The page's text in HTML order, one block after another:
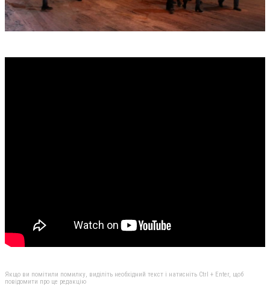
Якщо ви помітили помилку, виділіть необхідний текст і натисніть Ctrl + Enter, щоб
повідомити про це редакцію